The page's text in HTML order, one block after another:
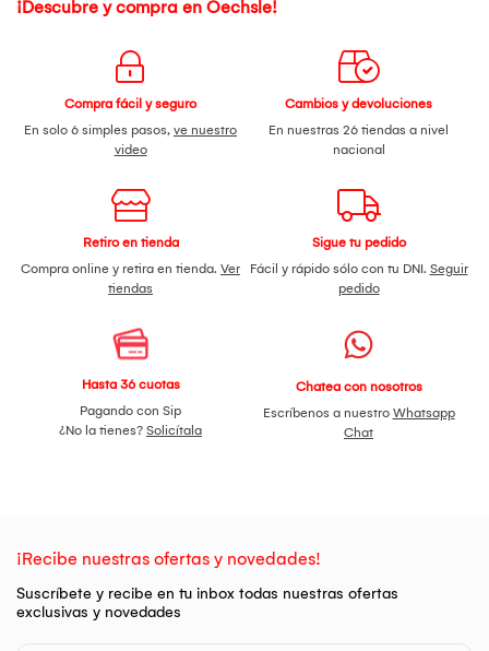
Este producto no está sujeto a realizar cambios ni
El cliente solo recibirá un documento de compra
internacional como comprobante. La compra está sujeta a
procesos de importación.
El cliente solo podrá solicitar la cancelación de la orden de
compra internacional antes de transcurridas las cuarenta y
ocho (48) horas de haber realizado la compra, siempre y
El proceso de importación no se iniciará hasta que el cliente
haya enviado la documentación solicitada. El plazo de
entrega comenzará a contabilizarse a partir de la validación
de dicha documentación.
¡Descubre y compra en Oechsle!
Compra fácil y seguro
En solo 6 simples pasos, ve nuestro
video
Cambios y devoluciones
En nuestras 26 tiendas a nivel
nacional
Retiro en tienda
Compra online y retira en tienda. Ver
tiendas
Sigue tu pedido
Fácil y rápido sólo con tu DNI. Seguir
pedido
Hasta 36 cuotas
Pagando con Sip
¿No la tienes? Solicítala
Chatea con nosotros
Escríbenos a nuestro Whatsapp
Chat
¡Recibe nuestras ofertas y novedades!
Suscríbete y recibe en tu inbox todas nuestras ofertas
exclusivas y novedades